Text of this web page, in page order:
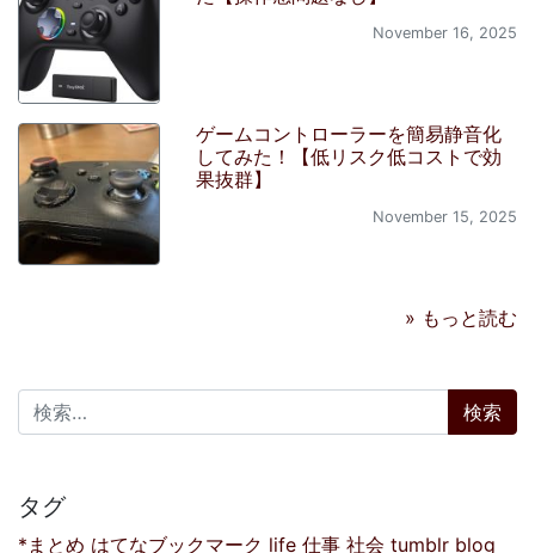
November 16, 2025
ゲームコントローラーを簡易静音化
してみた！【低リスク低コストで効
果抜群】
November 15, 2025
» もっと読む
検索:
タグ
*まとめ はてなブックマーク life 仕事 社会 tumblr blog